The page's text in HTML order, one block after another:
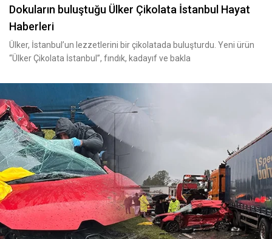
Dokuların buluştuğu Ülker Çikolata İstanbul Hayat
Haberleri
Ülker, İstanbul’un lezzetlerini bir çikolatada buluşturdu. Yeni ürün
“Ülker Çikolata İstanbul”, fındık, kadayıf ve bakla